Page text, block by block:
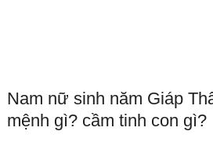
Nam nữ sinh năm Giáp
mệnh gì? cầm tinh con gì?